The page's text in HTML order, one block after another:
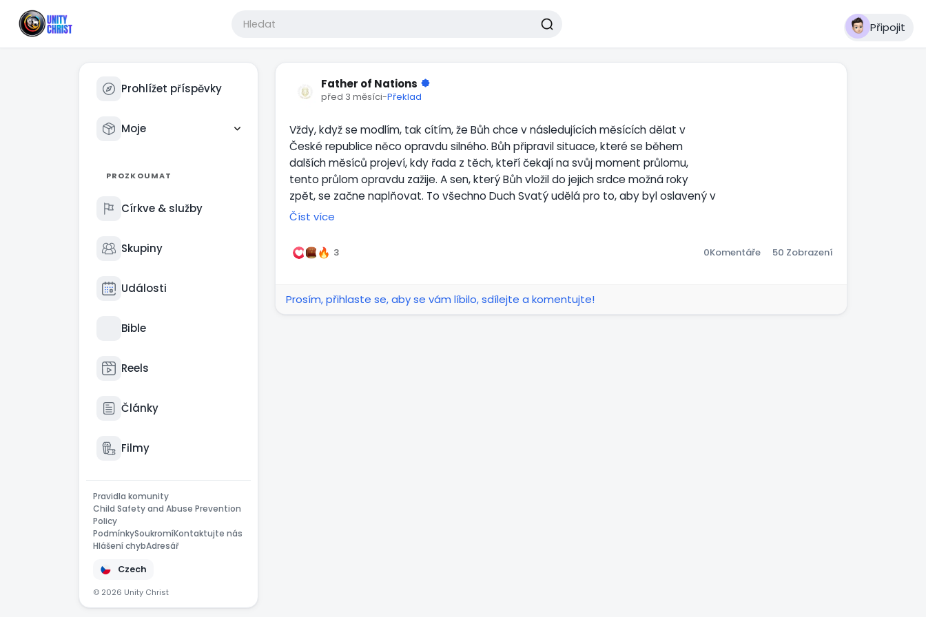
Připojit
Prohlížet příspěvky
Moje
PROZKOUMAT
Církve & služby
Skupiny
Události
Bible
Reels
Články
Filmy
Pravidla komunity
Child Safety and Abuse Prevention
Policy
PodmínkySoukromíKontaktujte nás
Hlášení chybAdresář
Czech
© 2026 Unity Christ
Father of Nations
před 3 měsíci-Překlad
Vždy, když se modlím, tak cítím, že Bůh chce v následujících měsících dělat v
České republice něco opravdu silného. Bůh připravil situace, které se během
dalších měsíců projeví, kdy řada z těch, kteří čekají na svůj moment průlomu,
tento průlom opravdu zažije. A sen, který Bůh vložil do jejich srdce možná roky
zpět, se začne naplňovat. To všechno Duch Svatý udělá pro to, aby byl oslavený v
tvém životě a zjevila se Jeho moc na církvi.
dají do pohybu a ty neuvidíš dál, než na svůj další krok. Bůh od tebe bude chtít
kroky víry, ale ty neuvidíš celou cestu. I tak ti Bůh chce říct, abys důvěřoval,
Číst více
3 0Komentáře 50 Zobrazení
Prosím, přihlaste se, aby se vám líbilo, sdílejte a komentujte!